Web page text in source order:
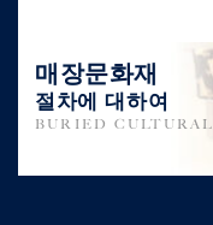
매장문화재
절차에 대하여
BURIED CULTURAL